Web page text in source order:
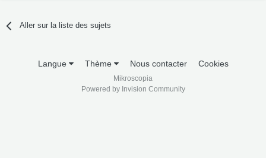
Aller sur la liste des sujets
Langue Thème Nous contacter Cookies
Mikroscopia
Powered by Invision Community